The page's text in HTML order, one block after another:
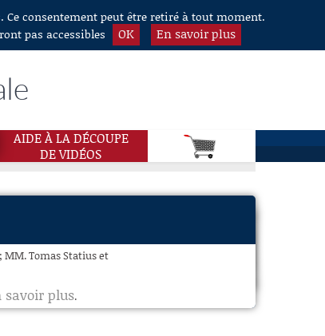
consentement peut être retiré à tout moment.
pas accessibles
OK En savoir plus
AIDE À LA DÉCOUPE
DE VIDÉOS
Tomas Statius et
savoir plus.